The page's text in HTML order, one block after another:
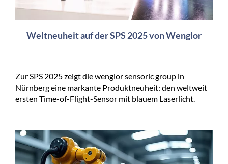
Weltneuheit auf der SPS 2025 von Wenglor
Zur SPS 2025 zeigt die wenglor sensoric group in
Nürnberg eine markante Produktneuheit: den weltweit
ersten Time-of-Flight-Sensor mit blauem Laserlicht.